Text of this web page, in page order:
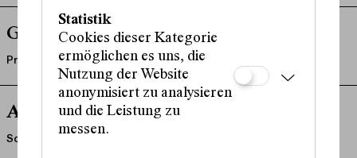
Guillem Gefaell
Produktionsleitung
Amrito Geiser
Schauspiel
Statistik
Cookies dieser Kategorie
ermöglichen es uns, die
Nutzung der Website
anonymisiert zu analysieren
und die Leistung zu
messen.